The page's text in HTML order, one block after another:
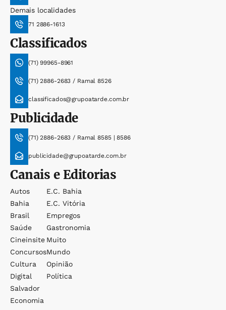
Demais localidades
71 2886-1613
Classificados
(71) 99965-8961
(71) 2886-2683 / Ramal 8526
classificados@grupoatarde.com.br
Publicidade
(71) 2886-2683 / Ramal 8585 | 8586
publicidade@grupoatarde.com.br
Canais e Editorias
Autos
Bahia
Brasil
Saúde
Cineinsite
Concursos
Cultura
Digital
Salvador
Economia
E.c. Bahia
E.c. Vitória
Empregos
Gastronomia
Muito
Mundo
Opinião
Política